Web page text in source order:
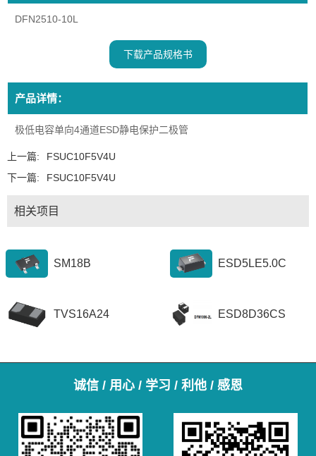
DFN2510-10L
下载产品规格书
产品详情：
极低电容单向4通道ESD静电保护二极管
上一篇:
FSUC10F5V4U
下一篇:
FSUC10F5V4U
相关项目
SM18B ESD5LE5.0C
TVS16A24 ESD8D36CS
诚信 / 用心 / 学习 / 利他 / 感恩